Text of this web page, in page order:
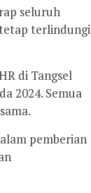
seluruh
terlindungi
di Tangsel
2024. Semua
pemberian